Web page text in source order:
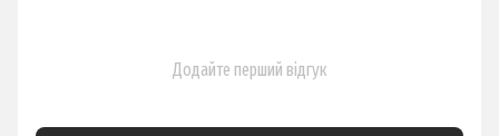
Додайте перший відгук